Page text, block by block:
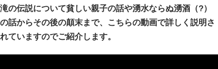
滝の伝説について貧しい親子の話や湧水ならぬ湧酒（?）
の話からその後の顛末まで、こちらの動画で詳しく説明さ
れていますのでご紹介します。